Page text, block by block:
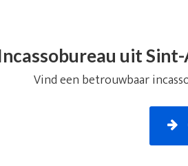
uit
Vind een betrouwbaar